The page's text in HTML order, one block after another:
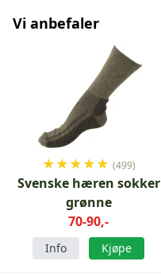
Vi anbefaler
★★★★★ (499)
Svenske hæren sokker
grønne
70-90,-
Info Kjøpe